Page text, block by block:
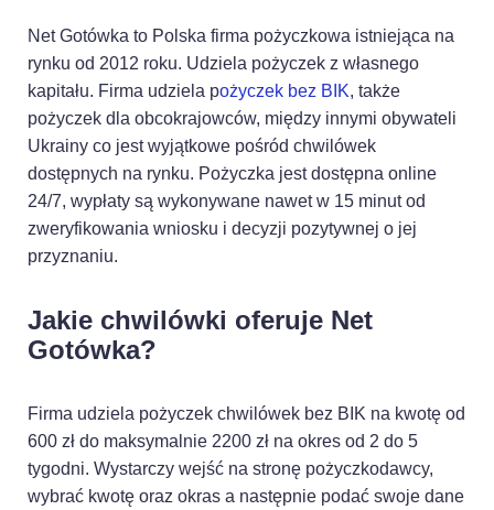
Net Gotówka to Polska firma pożyczkowa istniejąca na
rynku od 2012 roku. Udziela pożyczek z własnego
kapitału. Firma udziela pożyczek bez BIK, także
pożyczek dla obcokrajowców, między innymi obywateli
Ukrainy co jest wyjątkowe pośród chwilówek
dostępnych na rynku. Pożyczka jest dostępna online
24/7, wypłaty są wykonywane nawet w 15 minut od
zweryfikowania wniosku i decyzji pozytywnej o jej
przyznaniu.
Jakie chwilówki oferuje Net
Gotówka?
Firma udziela pożyczek chwilówek bez BIK na kwotę od
600 zł do maksymalnie 2200 zł na okres od 2 do 5
tygodni. Wystarczy wejść na stronę pożyczkodawcy,
wybrać kwotę oraz okras a następnie podać swoje dane